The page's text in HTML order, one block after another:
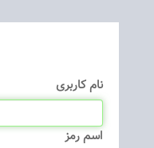
نام كاربری
اسم رمز